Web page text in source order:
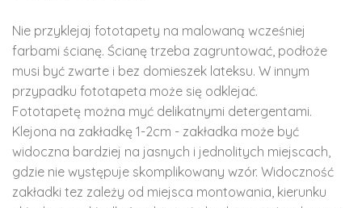
Nie przyklejaj fototapety na malowaną wcześniej
farbami ścianę. Ścianę trzeba zagruntować, podłoże
musi być zwarte i bez domieszek lateksu. W innym
przypadku fototapeta może się odklejać.
Fototapetę można myć delikatnymi detergentami.
Klejona na zakładkę 1-2cm - zakładka może być
widoczna bardziej na jasnych i jednolitych miejscach,
gdzie nie występuje skomplikowany wzór. Widoczność
zakładki tez zależy od miejsca montowania, kierunku